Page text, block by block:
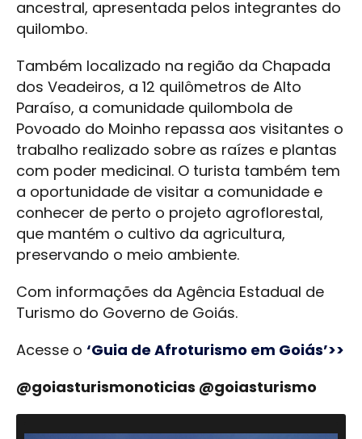
ancestral, apresentada pelos integrantes do
quilombo.
Também localizado na região da Chapada
dos Veadeiros, a 12 quilômetros de Alto
Paraíso, a comunidade quilombola de
Povoado do Moinho repassa aos visitantes o
trabalho realizado sobre as raízes e plantas
com poder medicinal. O turista também tem
a oportunidade de visitar a comunidade e
conhecer de perto o projeto agroflorestal,
que mantém o cultivo da agricultura,
preservando o meio ambiente.
Com informações da Agência Estadual de
Turismo do Governo de Goiás.
Acesse o ‘Guia de Afroturismo em Goiás’>>
@goiasturismonoticias @goiasturismo